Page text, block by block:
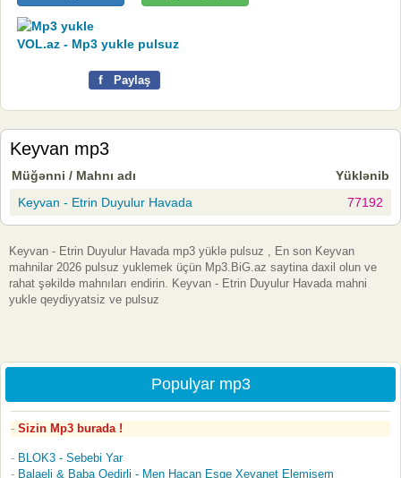
VOL.az - Mp3 yukle pulsuz
f Paylaş
Keyvan mp3
Müğənni / Mahnı adı
Yüklənib
Keyvan - Etrin Duyulur Havada
77192
Keyvan - Etrin Duyulur Havada mp3 yüklə pulsuz , En son Keyvan
mahnilar 2026 pulsuz yuklemek üçün Mp3.BiG.az saytina daxil olun ve
rahat şəkildə mahnıları endirin. Keyvan - Etrin Duyulur Havada mahni
yukle qeydiyyatsiz ve pulsuz
Populyar mp3
Sizin Mp3 burada !
BLOK3 - Sebebi Yar
Balaeli & Baba Qedirli - Men Hacan Esqe Xeyanet Elemisem